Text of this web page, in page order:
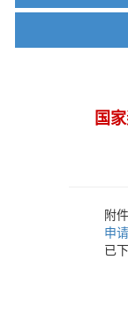
国
附
申
已